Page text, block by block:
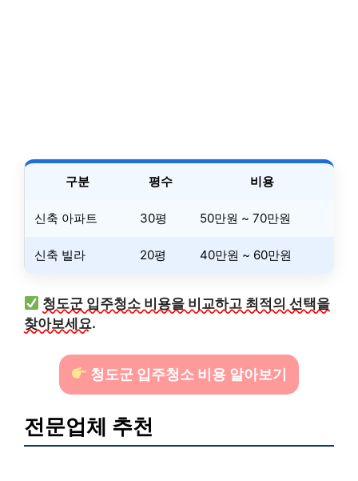
구분 평수 비용
신축 아파트 30평 50만원 ~ 70만원
신축 빌라 20평 40만원 ~ 60만원
청도군 입주청소 비용을 비교하고 최적의 선택을
찾아보세요.
청도군 입주청소 비용 알아보기
전문업체 추천